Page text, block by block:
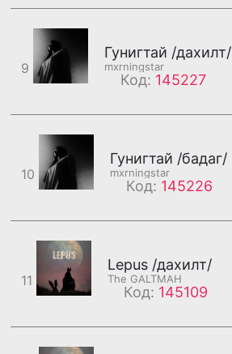
9
Гунигтай /дахилт/
mxrningstar
Код: 145227
10
Гунигтай /бадаг/
mxrningstar
Код: 145226
11
Lepus /дахилт/
The GALTMAH
Код: 145109